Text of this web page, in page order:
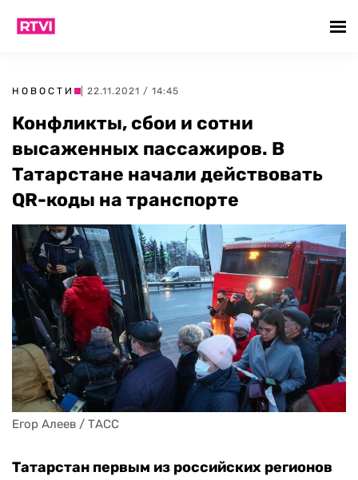
НОВОСТИ | 22.11.2021 / 14:45
Конфликты, сбои и сотни
высаженных пассажиров. В
Татарстане начали действовать
QR-коды на транспорте
Егор Алеев / ТАСС
Татарстан первым из российских регионов